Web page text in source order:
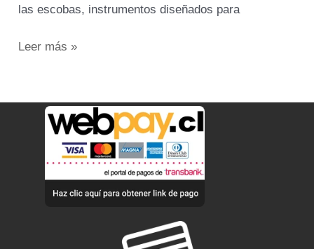
las escobas, instrumentos diseñados para
Leer más »